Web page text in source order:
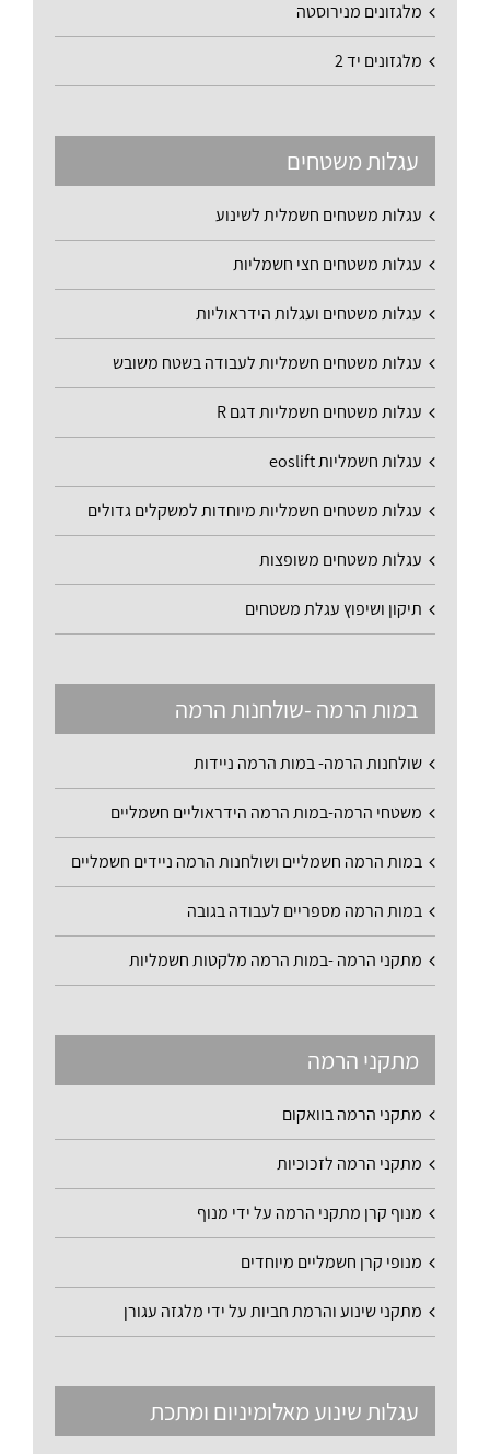
מלגזונים מנירוסטה
מלגזונים יד 2
עגלות משטחים
עגלות משטחים חשמלית לשינוע
עגלות משטחים חצי חשמליות
עגלות משטחים ועגלות הידראוליות
עגלות משטחים חשמליות לעבודה בשטח משובש
עגלות משטחים חשמליות דגם R
עגלות חשמליות eoslift
עגלות משטחים חשמליות מיוחדות למשקלים גדולים
עגלות משטחים משופצות
תיקון ושיפוץ עגלת משטחים
במות הרמה -שולחנות הרמה
שולחנות הרמה- במות הרמה ניידות
משטחי הרמה-במות הרמה הידראוליים חשמליים
במות הרמה חשמליים ושולחנות הרמה ניידים חשמליים
במות הרמה מספריים לעבודה בגובה
מתקני הרמה -במות הרמה מלקטות חשמליות
מתקני הרמה
מתקני הרמה בוואקום
מתקני הרמה לזכוכיות
מנוף קרן מתקני הרמה על ידי מנוף
מנופי קרן חשמליים מיוחדים
מתקני שינוע והרמת חביות על ידי מלגזה עגורן
עגלות שינוע מאלומיניום ומתכת